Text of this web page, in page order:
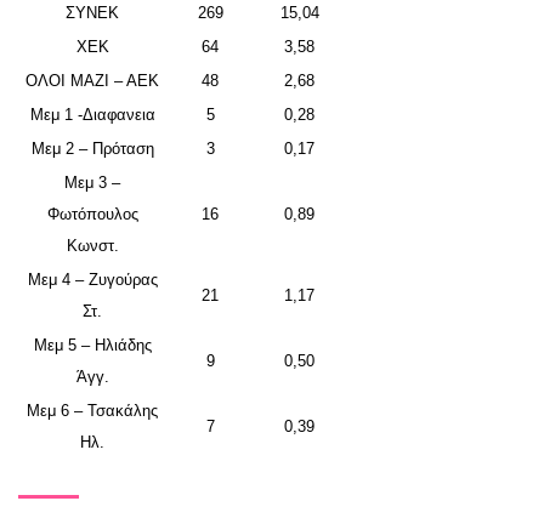
ΣΥΝΕΚ
269
15,04
ΧΕΚ
64
3,58
ΟΛΟΙ ΜΑΖΙ – ΑΕΚ
48
2,68
Μεμ 1 -Διαφανεια
5
0,28
Μεμ 2 – Πρόταση
3
0,17
Μεμ 3 –
Φωτόπουλος
Κωνστ.
16 0,89
Μεμ 4 – Ζυγούρας
Στ.
21 1,17
Μεμ 5 – Ηλιάδης
Άγγ.
9 0,50
Μεμ 6 – Τσακάλης
Ηλ.
7 0,39